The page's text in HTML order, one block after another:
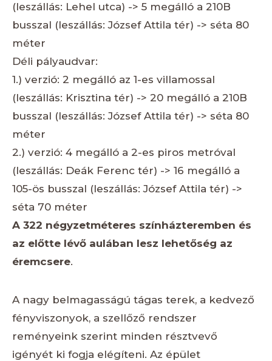
(leszállás: Lehel utca) -> 5 megálló a 210B
busszal (leszállás: József Attila tér) -> séta 80
méter
Déli pályaudvar:
1.) verzió: 2 megálló az 1-es villamossal
(leszállás: Krisztina tér) -> 20 megálló a 210B
busszal (leszállás: József Attila tér) -> séta 80
méter
2.) verzió: 4 megálló a 2-es piros metróval
(leszállás: Deák Ferenc tér) -> 16 megálló a
105-ös busszal (leszállás: József Attila tér) ->
séta 70 méter
A 322 négyzetméteres színházteremben és
az előtte lévő aulában lesz lehetőség az
éremcsere.
A nagy belmagasságú tágas terek, a kedvező
fényviszonyok, a szellőző rendszer
reményeink szerint minden résztvevő
igényét ki fogja elégíteni. Az épület